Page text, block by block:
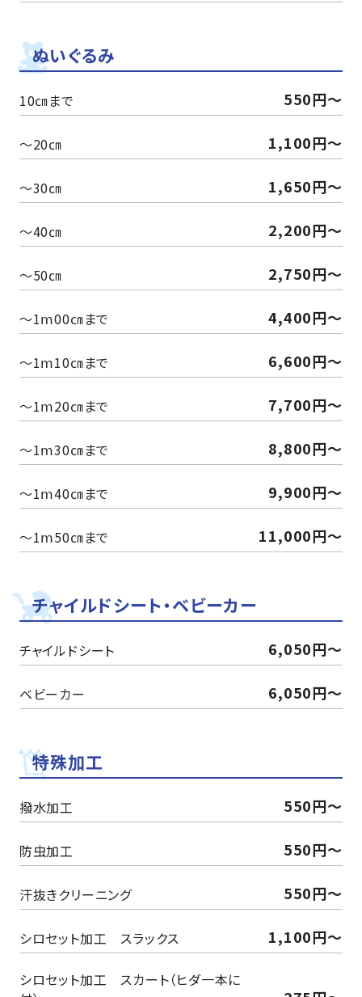
ぬいぐるみ
10㎝まで 550円〜
～20㎝ 1,100円〜
～30㎝ 1,650円〜
～40㎝ 2,200円〜
～50㎝ 2,750円〜
～1ⅿ00㎝まで 4,400円〜
～1ⅿ10㎝まで 6,600円〜
～1ⅿ20㎝まで 7,700円〜
～1ⅿ30㎝まで 8,800円〜
～1ⅿ40㎝まで 9,900円〜
～1ⅿ50㎝まで 11,000円〜
チャイルドシート・ベビーカー
チャイルドシート 6,050円〜
ベビーカー 6,050円〜
特殊加工
撥水加工 550円〜
防虫加工 550円〜
汗抜きクリーニング 550円〜
シロセット加工 スラックス 1,100円〜
シロセット加工 スカート（ヒダ一本に